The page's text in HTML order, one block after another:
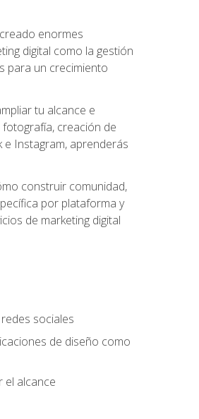
enormes
digital como la gestión
para un crecimiento
tu alcance e
creación de
e Instagram, aprenderás
construir comunidad,
por plataforma y
de marketing digital
sociales
de diseño como
el alcance